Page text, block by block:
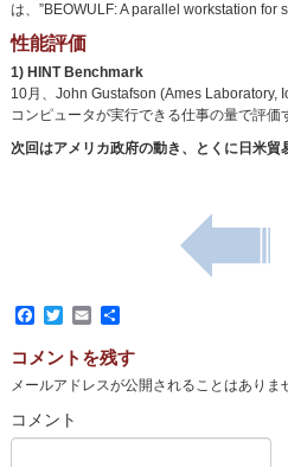
は、”BEOWULF: A parallel workstation
性能評価
1) HINT Benchmark
10月、John Gustafson (Ames Laboratory,
コンピュータが実行できる仕事の量で評
次回はアメリカ政府の動き、とくに日米
Facebook
TwitterEmail
共
コメントを残す
メールアドレスが公開されることはありま
コメント